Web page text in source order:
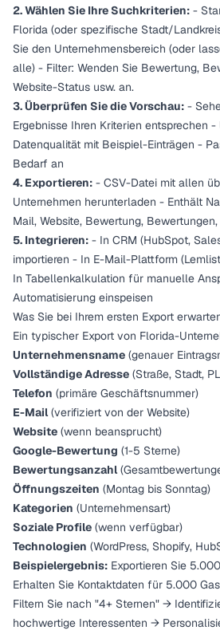
2. Wählen Sie Ihre Suchkriterien: -
Florida (oder spezifische Stadt/
Sie den Unternehmensbereich (oder
alle) - Filter: Wenden Sie Bewertung,
Website-Status usw. an.
3. Überprüfen Sie die Vorschau: -
Ergebnisse Ihren Kriterien entsprechen
Datenqualität mit Beispiel-Einträgen -
Bedarf an
4. Exportieren: - CSV-Datei mit allen
Unternehmen herunterladen - Enthält
Mail, Website, Bewertung,
5. Integrieren: - In CRM (HubSpot,
importieren - In E-Mail-Plattform
In Tabellenkalkulation für manuelle
Automatisierung einspeisen
Was Sie bei Ihrem ersten Export
Ein typischer Export von Florida-
Unternehmensname (genauer
Vollständige Adresse (Straße, Stadt,
Telefon (primäre Geschäftsnummer)
E-Mail(verifiziert von der Website)
Website (wenn beansprucht)
Google-Bewertung (1-5 Sterne)
Bewertungsanzahl
Öffnungszeiten (Montag bis Sonntag)
Kategorien (Unternehmensart)
Soziale Profile (wenn verfügbar)
Technologien (WordPress, Shopify,
Beispielergebnis: Exportieren Sie
Erhalten Sie Kontaktdaten für 5.000
Filtern Sie nach "4+ Sternen" →
hochwertige Interessenten →